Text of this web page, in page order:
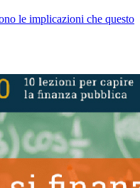
le implicazioni che questo